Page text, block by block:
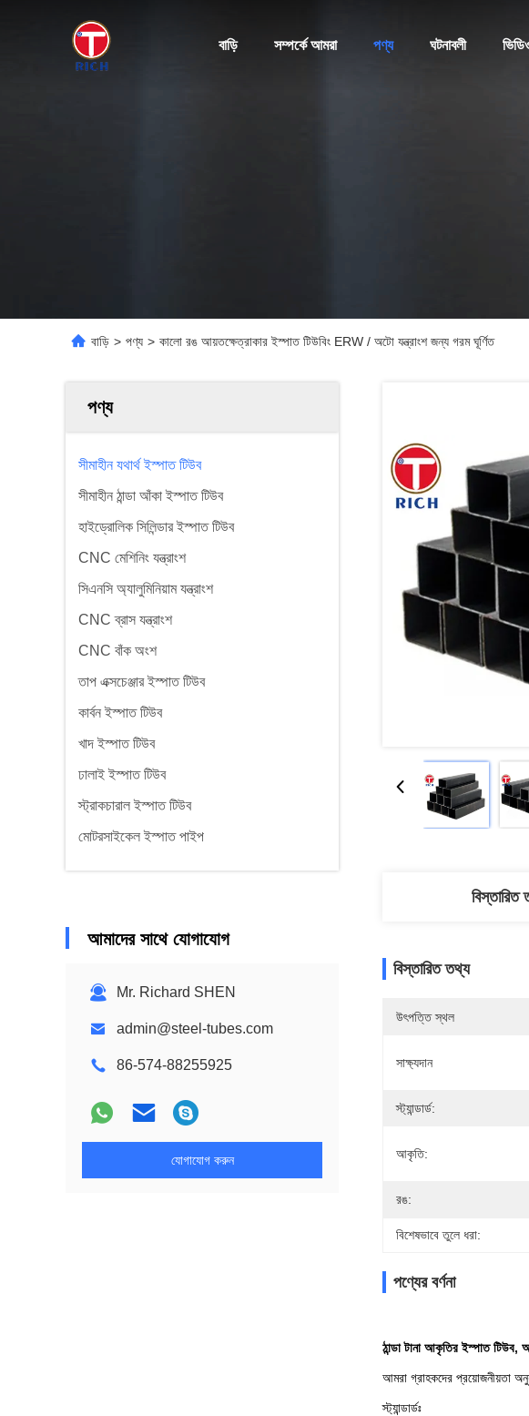
বাড়ি সম্পর্কে আমরা পণ্য ঘটনাবলী
বাড়ি > পণ্য > কালো রঙ আয়তক্ষেত্রাকার ইস্পাত টিউবিং ERW / অটো যন্ত্রাংশ জন্য গরম ঘূর্ণিত
পণ্য
সীমাহীন যথার্থ ইস্পাত টিউব
সীমাহীন ঠান্ডা আঁকা ইস্পাত টিউব
হাইড্রোলিক সিলিন্ডার ইস্পাত টিউব
CNC মেশিনিং যন্ত্রাংশ
সিএনসি অ্যালুমিনিয়াম যন্ত্রাংশ
CNC ব্রাস যন্ত্রাংশ
CNC বাঁক অংশ
তাপ এক্সচেঞ্জার ইস্পাত টিউব
কার্বন ইস্পাত টিউব
খাদ ইস্পাত টিউব
ঢালাই ইস্পাত টিউব
স্ট্রাকচারাল ইস্পাত টিউব
মোটরসাইকেল ইস্পাত পাইপ
আমাদের সাথে যোগাযোগ
Mr. Richard SHEN
admin@steel-tubes.com
86-574-88255925
যোগাযোগ করুন
বিস্তারিত
বিস্তারিত তথ্য
উৎপত্তি স্থল
সাক্ষ্যদান
স্ট্যান্ডার্ড:
আকৃতি:
রঙ:
বিশেষভাবে তুলে ধরা:
পণ্যের বর্ণনা
ঠান্ডা টানা আকৃতির ইস্পাত
আমরা গ্রাহকদের প্রয়োজনীয়তা
স্ট্যান্ডার্ডঃ